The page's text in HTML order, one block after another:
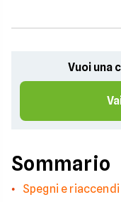
Vuoi una
Sommario
Spegni e